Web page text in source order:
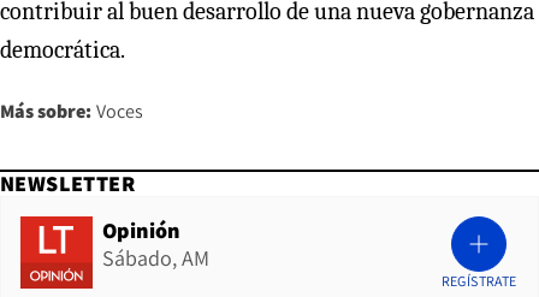
contribuir al buen desarrollo de una nueva gobernanza
democrática.
Más sobre: Voces
NEWSLETTER
Opinión
Sábado, AM
REGÍSTRATE